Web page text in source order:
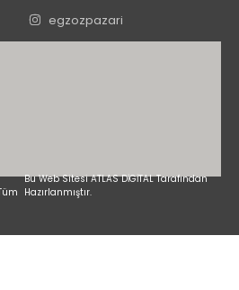
egzozpazari
Bu Web Sitesi ATLAS DİGİTAL Tarafından
Hazırlanmıştır.